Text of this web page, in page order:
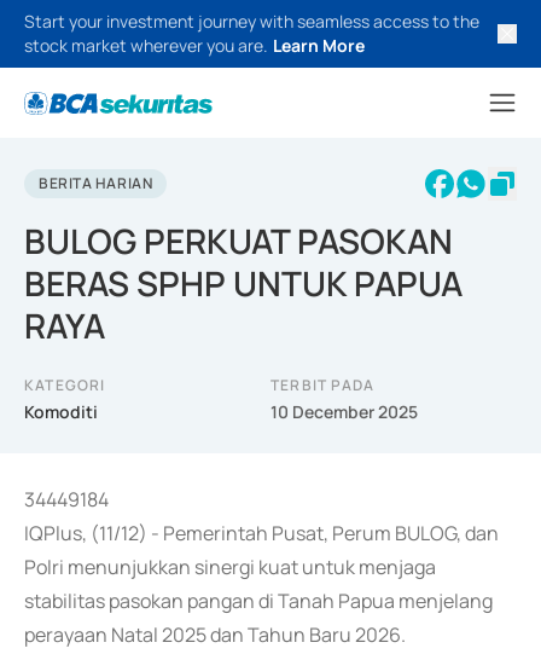
Start your investment journey with seamless access to the
stock market wherever you are. Learn More
BERITA HARIAN
BULOG PERKUAT PASOKAN
BERAS SPHP UNTUK PAPUA
RAYA
KATEGORI
Komoditi
TERBIT PADA
10 December 2025
34449184
IQPlus, (11/12) - Pemerintah Pusat, Perum BULOG, dan
Polri menunjukkan sinergi kuat untuk menjaga
stabilitas pasokan pangan di Tanah Papua menjelang
perayaan Natal 2025 dan Tahun Baru 2026.